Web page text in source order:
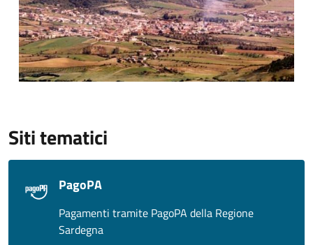
Siti tematici
PagoPA
Pagamenti tramite PagoPA della Regione
Sardegna